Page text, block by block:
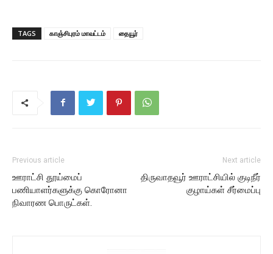
TAGS காஞ்சிபுரம் மாவட்டம் தையூர்
Previous article
ஊராட்சி தூய்மைப்
பணியாளர்களுக்கு கொரோனா
நிவாரண பொருட்கள்.
Next article
திருவாதவூர் ஊராட்சியில் குடிநீர்
குழாய்கள் சீர்மைப்பு